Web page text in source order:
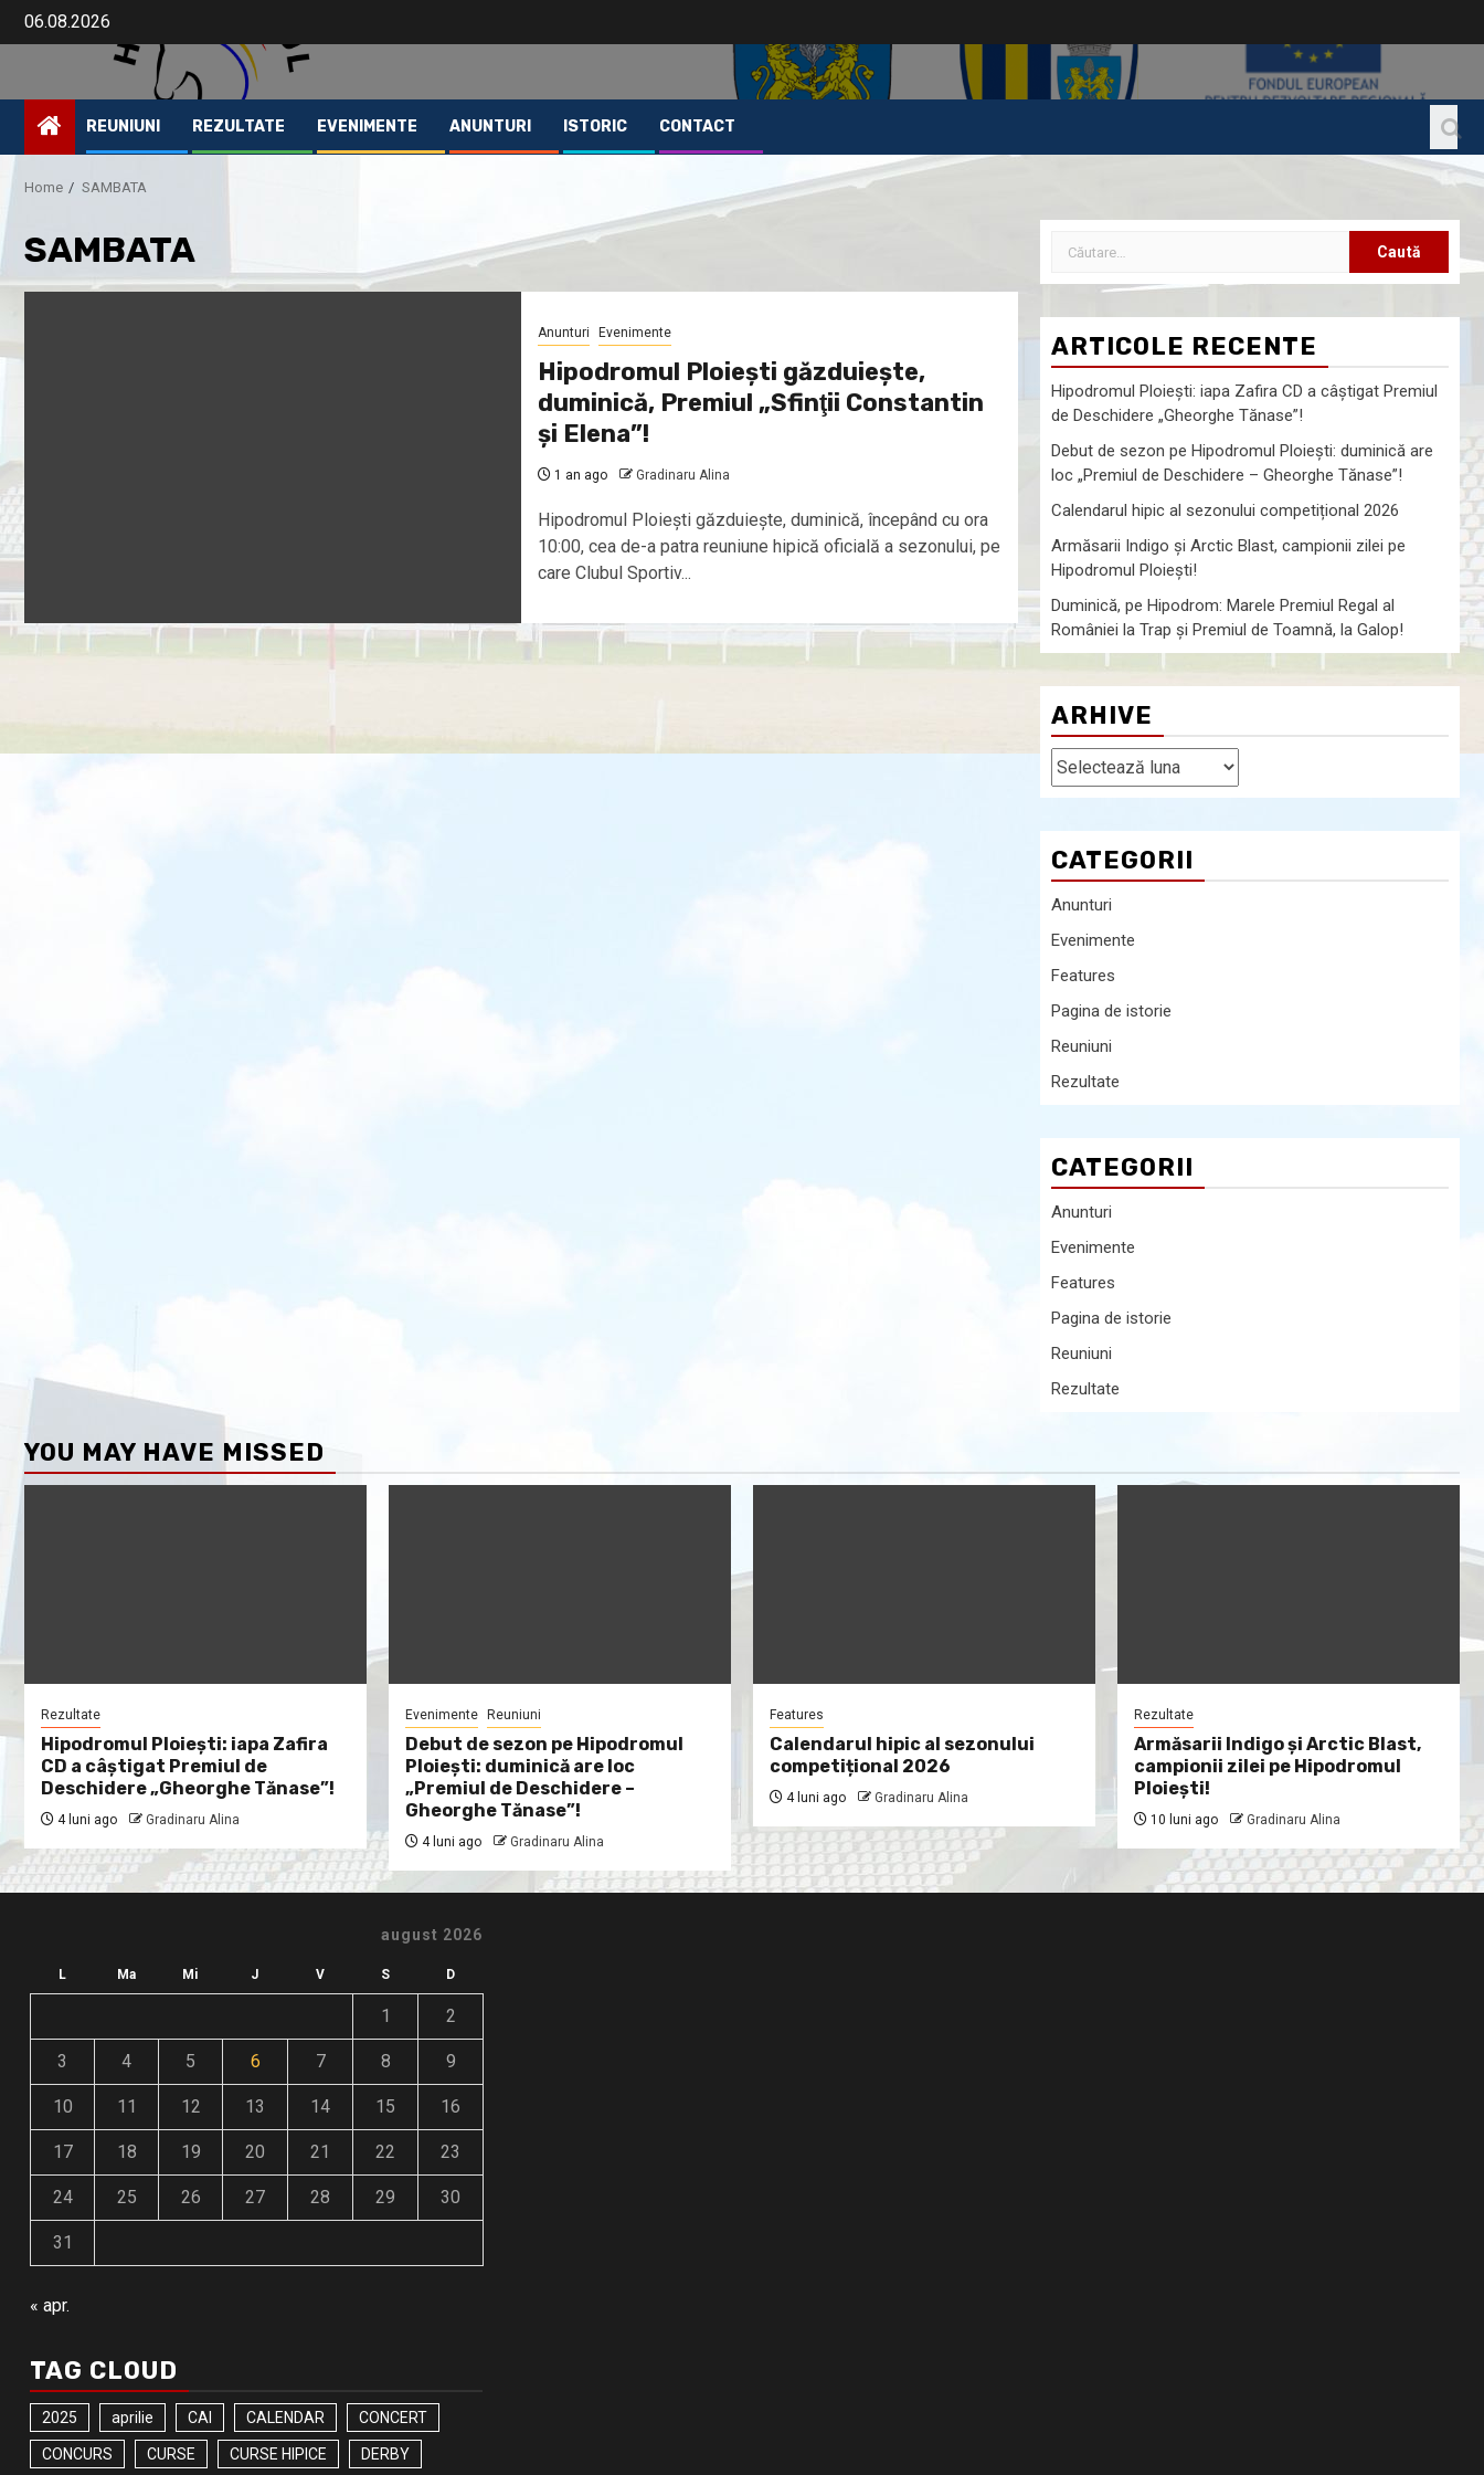
06.08.2026
REUNIUNI REZULTATE EVENIMENTE ANUNTURI ISTORIC CONTACT
Home SAMBATA
SAMBATA
Anunturi Evenimente
Hipodromul Ploieşti găzduieşte,
duminică, Premiul „Sfinţii Constantin
şi Elena”!
1 an ago Gradinaru Alina
Hipodromul Ploieşti găzduieşte, duminică, începând cu ora
10:00, cea de-a patra reuniune hipică oficială a sezonului, pe
care Clubul Sportiv...
ARTICOLE RECENTE
Hipodromul Ploieşti: iapa Zafira CD a câştigat Premiul
de Deschidere „Gheorghe Tănase”!
Debut de sezon pe Hipodromul Ploieşti: duminică are
loc „Premiul de Deschidere – Gheorghe Tănase”!
Calendarul hipic al sezonului competițional 2026
Armăsarii Indigo şi Arctic Blast, campionii zilei pe
Hipodromul Ploieşti!
Duminică, pe Hipodrom: Marele Premiul Regal al
României la Trap şi Premiul de Toamnă, la Galop!
ARHIVE
CATEGORII
Anunturi
Evenimente
Features
Pagina de istorie
Reuniuni
Rezultate
CATEGORII
Anunturi
Evenimente
Features
Pagina de istorie
Reuniuni
Rezultate
YOU MAY HAVE MISSED
Rezultate
Hipodromul Ploieşti: iapa Zafira
CD a câştigat Premiul de
Deschidere „Gheorghe Tănase”!
4 luni ago Gradinaru Alina
Evenimente Reuniuni
Debut de sezon pe Hipodromul
Ploieşti: duminică are loc
„Premiul de Deschidere –
Gheorghe Tănase”!
4 luni ago Gradinaru Alina
Features
Calendarul hipic al sezonului
competițional 2026
4 luni ago Gradinaru Alina
Rezultate
Armăsarii Indigo şi Arctic Blast,
campionii zilei pe Hipodromul
Ploieşti!
10 luni ago Gradinaru Alina
august 2026
L Ma Mi J V S D
1 2
3 4 5 6 7 8 9
10 11 12 13 14 15 16
17 18 19 20 21 22 23
24 25 26 27 28 29 30
31
« apr.
TAG CLOUD
2025 aprilie CAI CALENDAR CONCERT
CONCURS CURSE CURSE HIPICE DERBY